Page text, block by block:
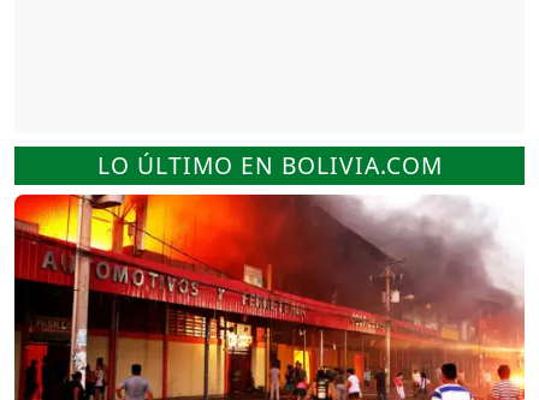
LO ÚLTIMO EN BOLIVIA.COM